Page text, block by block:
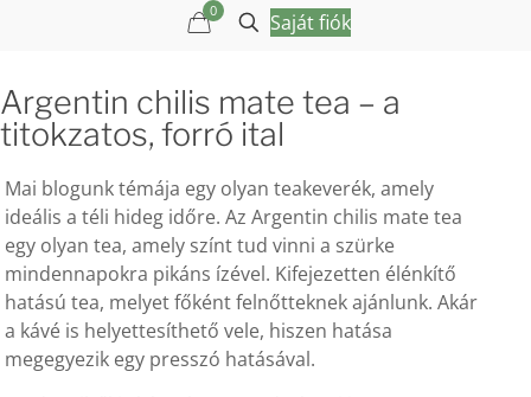
0 Saját fiók
Argentin chilis mate tea – a
titokzatos, forró ital
Mai blogunk témája egy olyan teakeverék, amely
ideális a téli hideg időre. Az Argentin chilis mate tea
egy olyan tea, amely színt tud vinni a szürke
mindennapokra pikáns ízével. Kifejezetten élénkítő
hatású tea, melyet főként felnőtteknek ajánlunk. Akár
a kávé is helyettesíthető vele, hiszen hatása
megegyezik egy presszó hatásával.